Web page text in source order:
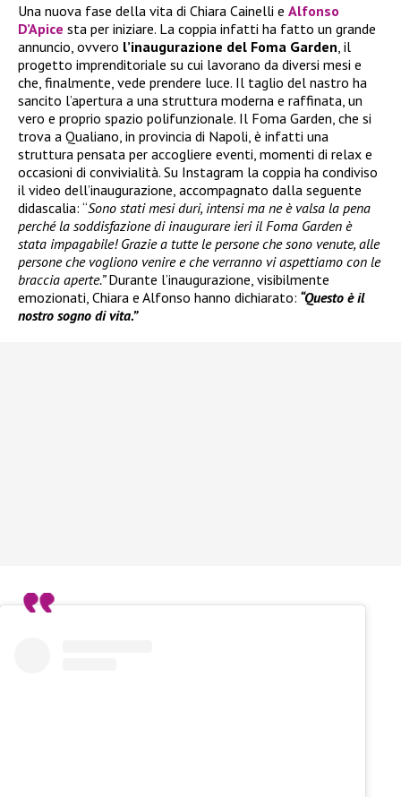
Una nuova fase della vita di Chiara Cainelli e Alfonso
D’Apice sta per iniziare. La coppia infatti ha fatto un grande
annuncio, ovvero l’inaugurazione del Foma Garden , il
progetto imprenditoriale su cui lavorano da diversi mesi e
che, finalmente, vede prendere luce. Il taglio del nastro ha
sancito l’apertura a una struttura moderna e raffinata, un
vero e proprio spazio polifunzionale. Il Foma Garden, che si
trova a Qualiano, in provincia di Napoli, è infatti una
struttura pensata per accogliere eventi, momenti di relax e
occasioni di convivialità. Su Instagram la coppia ha condiviso
il video dell’inaugurazione, accompagnato dalla seguente
didascalia: “Sono stati mesi duri, intensi ma ne è valsa la pena
perché la soddisfazione di inaugurare ieri il Foma Garden è
stata impagabile! Grazie a tutte le persone che sono venute, alle
persone che vogliono venire e che verranno vi aspettiamo con le
braccia aperte.”Durante l’inaugurazione, visibilmente
emozionati, Chiara e Alfonso hanno dichiarato: “Questo è il
nostro sogno di vita.”